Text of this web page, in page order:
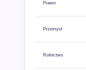
Prawo
Przemysł
Rolnictwo